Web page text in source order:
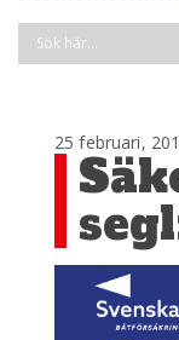
25 februari,